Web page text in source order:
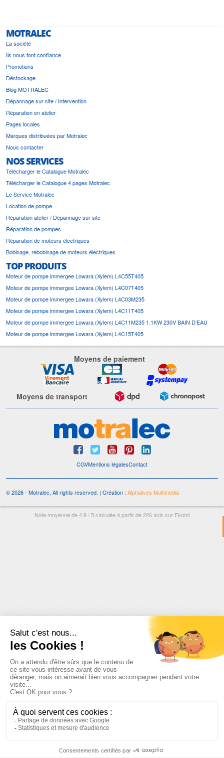
MOTRALEC
La société
Ils nous font confiance
Promotions
Déstockage
Blog MOTRALEC
Dépannage sur site / Intervention
Réparation en atelier
Pages locales
Marques distribuées par Motralec
Nous contacter
NOS SERVICES
Télécharger le Catalogue Motralec
Télécharger le Catalogue 4 pages Motralec
Le Service Motralec
Location de pompe
Réparation atelier / Dépannage sur site
Réparation de pompes
Réparation de moteurs électriques
Bobinage, rebobinage de moteurs électriques
TOP PRODUITS
Moteur de pompe immergee Lowara (Xylem) L4C55T405
Moteur de pompe immergee Lowara (Xylem) L4C07T405
Moteur de pompe immergee Lowara (Xylem) L4C03M235
Moteur de pompe immergee Lowara (Xylem) L4C11T405
Moteur de pompe immergee Lowara (Xylem) L4C11M235 1.1KW 230V BAIN D'EAU
Moteur de pompe immergee Lowara (Xylem) L4C15T405
Moyens de paiement
Moyens de transport
CGVMentions légalesContact
© 2026 - Motralec, All rights reserved. | Création :Alphalives Multimédia
Note moyenne de4.9/5calculée à partir de226avis sur Ekomi